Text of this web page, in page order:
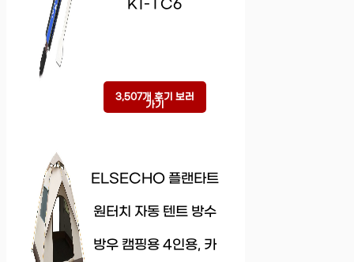
K1-TC6
3,507개 후기 보러
가기
ELSECHO 플랜타트
원터치 자동 텐트 방수
방우 캠핑용 4인용, 카